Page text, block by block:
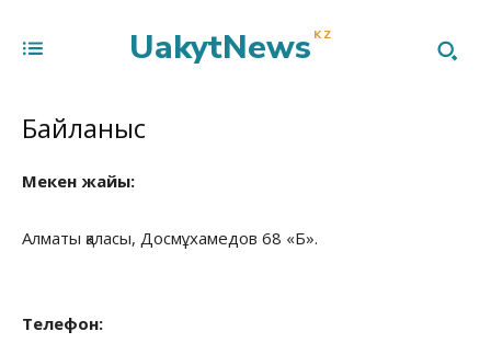
UakytNews KZ
Байланыс
Мекен жайы:
Алматы қаласы, Досмұхамедов 68 «Б».
Телефон: